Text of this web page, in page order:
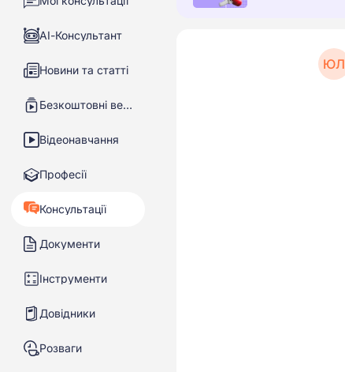
АІ-Консультант
Новини та статті
Безкоштовні вебінари
Відеонавчання
Професії
Консультації
Документи
Інструменти
Довідники
Розваги
ЮЛ